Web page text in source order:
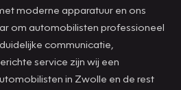
moderne apparatuur en ons
om automobilisten professioneel
communicatie,
service zijn wij een
in Zwolle en de rest